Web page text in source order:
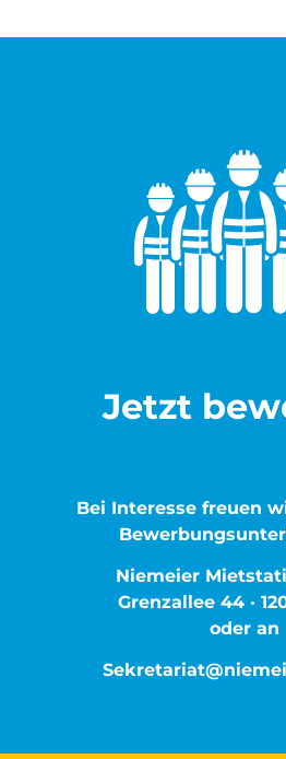
Jetzt
Bei Interesse freuen
Niemeier
Grenzallee 44 ·
oder an